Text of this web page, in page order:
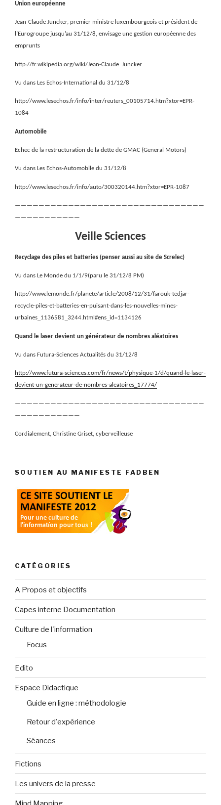
Union européenne
Jean-Claude Juncker, premier ministre luxembourgeois et président de
l’Eurogroupe jusqu’au 31/12/8, envisage une gestion européenne des
emprunts
http://fr.wikipedia.org/wiki/Jean-Claude_Juncker
Vu dans Les Echos-International du 31/12/8
http://www.lesechos.fr/info/inter/reuters_00105714.htm?xtor=EPR-
1084
Automobile
Echec de la restructuration de la dette de GMAC (General Motors)
Vu dans Les Echos-Automobile du 31/12/8
http://www.lesechos.fr/info/auto/300320144.htm?xtor=EPR-1087
————————————————————————————————
———————————
Veille Sciences
Recyclage des piles et batteries (penser aussi au site de Screlec)
Vu dans Le Monde du 1/1/9(paru le 31/12/8 PM)
http://www.lemonde.fr/planete/article/2008/12/31/farouk-tedjar-
recycle-piles-et-batteries-en-puisant-dans-les-nouvelles-mines-
urbaines_1136581_3244.html#ens_id=1134126
Quand le laser devient un générateur de nombres aléatoires
Vu dans Futura-Sciences Actualités du 31/12/8
http://www.futura-sciences.com/fr/news/t/physique-1/d/quand-le-laser-
devient-un-generateur-de-nombres-aleatoires_17774/
————————————————————————————————
———————————
Cordialement, Christine Griset, cyberveilleuse
SOUTIEN AU MANIFESTE FADBEN
CATÉGORIES
A Propos et objectifs
Capes interne Documentation
Culture de l'information
Focus
Edito
Espace Didactique
Guide en ligne : méthodologie
Retour d'expérience
Séances
Fictions
Les univers de la presse